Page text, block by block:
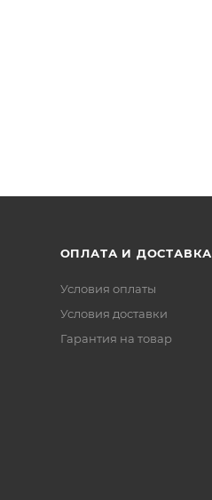
ОПЛАТА И ДОСТАВКА
Условия оплаты
Условия доставки
Гарантия на товар